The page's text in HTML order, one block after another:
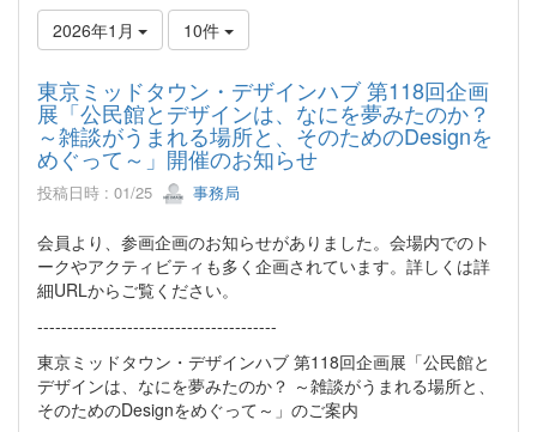
2026年1月 10件
東京ミッドタウン・デザインハブ 第118回企画
展「公民館とデザインは、なにを夢みたのか？
～雑談がうまれる場所と、そのためのDesignを
めぐって～」開催のお知らせ
投稿日時 : 01/25 事務局
会員より、参画企画のお知らせがありました。会場内でのト
ークやアクティビティも多く企画されています。詳しくは詳
細URLからご覧ください。
----------------------------------------
東京ミッドタウン・デザインハブ 第118回企画展「公民館と
デザインは、なにを夢みたのか？ ～雑談がうまれる場所と、
そのためのDesignをめぐって～」のご案内